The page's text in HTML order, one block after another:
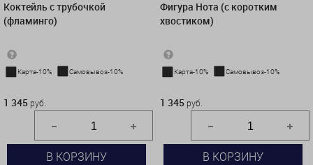
Коктейль с трубочкой
(фламинго)
Карта-10% Самовывоз-10%
1 345 руб.
В КОРЗИНУ
Фигура Нота (с коротким
хвостиком)
Карта-10% Самовывоз-10%
1 345 руб.
В КОРЗИНУ